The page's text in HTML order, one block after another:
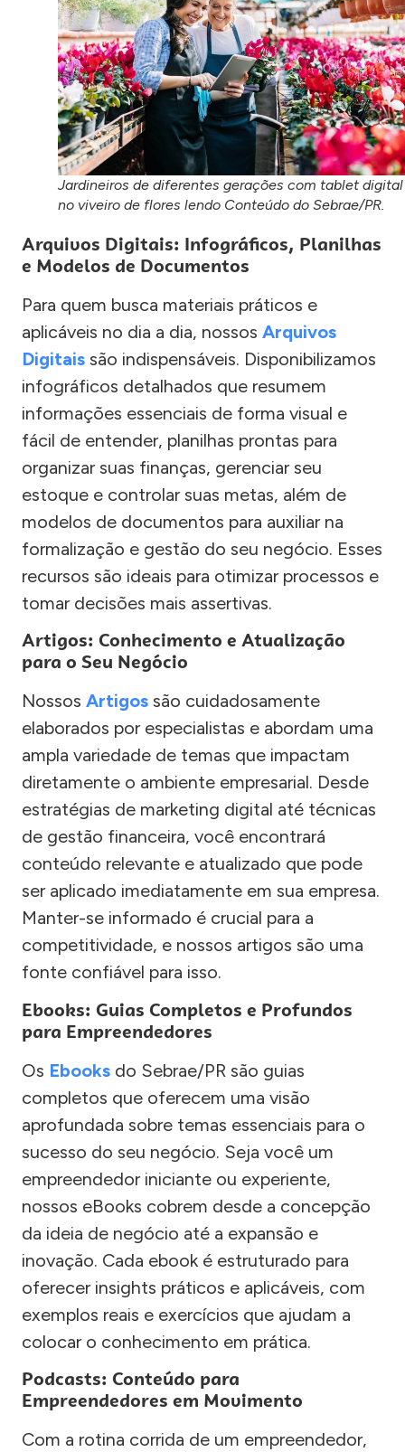
Jardineiros de diferentes gerações com tablet digital
no viveiro de flores lendo Conteúdo do Sebrae/PR.
Arquivos Digitais: Infográficos, Planilhas
e Modelos de Documentos
Para quem busca materiais práticos e
aplicáveis no dia a dia, nossos Arquivos
Digitais são indispensáveis. Disponibilizamos
infográficos detalhados que resumem
informações essenciais de forma visual e
fácil de entender, planilhas prontas para
organizar suas finanças, gerenciar seu
estoque e controlar suas metas, além de
modelos de documentos para auxiliar na
formalização e gestão do seu negócio. Esses
recursos são ideais para otimizar processos e
tomar decisões mais assertivas.
Artigos: Conhecimento e Atualização
para o Seu Negócio
Nossos Artigos são cuidadosamente
elaborados por especialistas e abordam uma
ampla variedade de temas que impactam
diretamente o ambiente empresarial. Desde
estratégias de marketing digital até técnicas
de gestão financeira, você encontrará
conteúdo relevante e atualizado que pode
ser aplicado imediatamente em sua empresa.
Manter-se informado é crucial para a
competitividade, e nossos artigos são uma
fonte confiável para isso.
Ebooks: Guias Completos e Profundos
para Empreendedores
Os Ebooks do Sebrae/PR são guias
completos que oferecem uma visão
aprofundada sobre temas essenciais para o
sucesso do seu negócio. Seja você um
empreendedor iniciante ou experiente,
nossos eBooks cobrem desde a concepção
da ideia de negócio até a expansão e
inovação. Cada ebook é estruturado para
oferecer insights práticos e aplicáveis, com
exemplos reais e exercícios que ajudam a
colocar o conhecimento em prática.
Podcasts: Conteúdo para
Empreendedores em Movimento
Com a rotina corrida de um empreendedor,